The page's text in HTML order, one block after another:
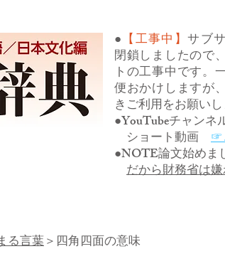
● 【工事中】サブ
閉鎖しましたので
トの工事中です。
便おかけしますが
きご利用をお願い
●YouTubeチャンネ
ショート動画 ☞
●NOTE論文始めま
だから財務省は
る言葉＞四角四面の意味